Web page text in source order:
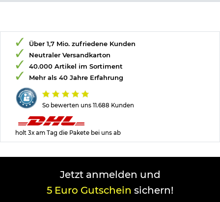
So bewerten uns 11.688 Kunden
Über 1,7 Mio. zufriedene Kunden
Neutraler Versandkarton
40.000 Artikel im Sortiment
Mehr als 40 Jahre Erfahrung
holt 3x am Tag die Pakete bei uns ab
Jetzt anmelden und
5 Euro Gutschein sichern!